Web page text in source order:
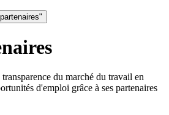
du marché du travail en
d'emploi grâce à ses partenaires